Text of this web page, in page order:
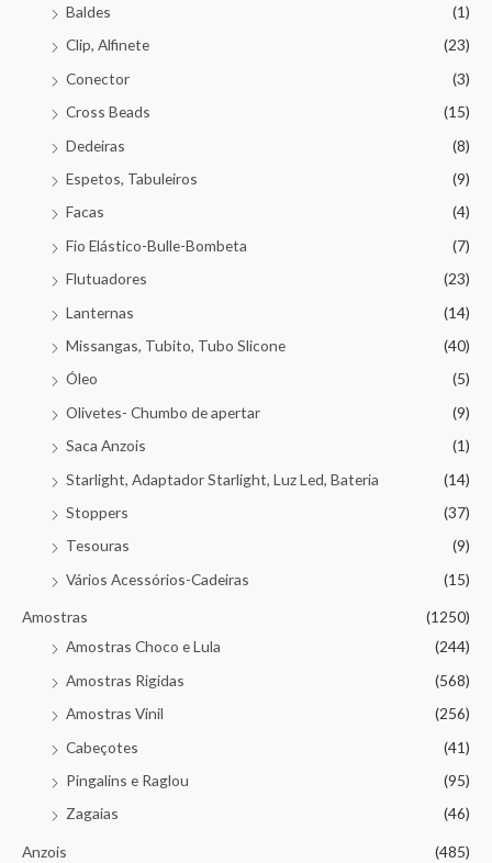
Baldes
(1)
Clip, Alfinete
(23)
Conector
(3)
Cross Beads
(15)
Dedeiras
(8)
Espetos, Tabuleiros
(9)
Facas
(4)
Fio Elástico-Bulle-Bombeta
(7)
Flutuadores
(23)
Lanternas
(14)
Missangas, Tubito, Tubo Slicone
(40)
Óleo
(5)
Olivetes- Chumbo de apertar
(9)
Saca Anzois
(1)
Starlight, Adaptador Starlight, Luz Led, Bateria
(14)
Stoppers
(37)
Tesouras
(9)
Vários Acessórios-Cadeiras
(15)
Amostras
(1250)
Amostras Choco e Lula
(244)
Amostras Rigidas
(568)
Amostras Vinil
(256)
Cabeçotes
(41)
Pingalins e Raglou
(95)
Zagaias
(46)
Anzois (485)